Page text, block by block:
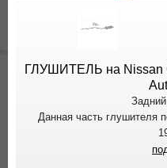
ГЛУШИТЕЛЬ на Nissan
Данная часть глушителя